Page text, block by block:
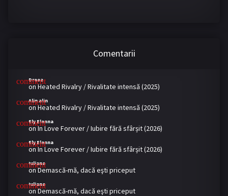
Comentarii
Dreea
onHeated Rivalry / Rivalitate intensă (2025)
Alin alin
onHeated Rivalry / Rivalitate intensă (2025)
Ely Elenna
onIn Love Forever / Iubire fără sfârșit (2026)
Ely Elenna
onIn Love Forever / Iubire fără sfârșit (2026)
Iuliana
onDemască-mă, dacă eşti priceput
Iuliana
onDemască-mă, dacă eşti priceput